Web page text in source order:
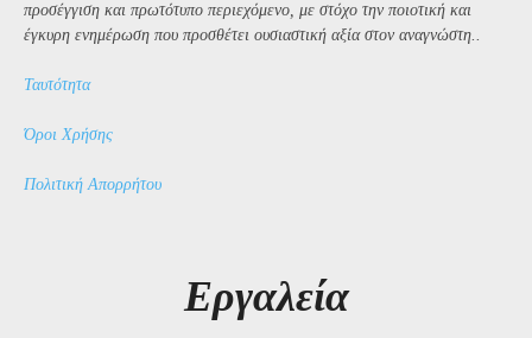
προσέγγιση και πρωτότυπο περιεχόμενο, με στόχο την ποιοτική και
έγκυρη ενημέρωση που προσθέτει ουσιαστική αξία στον αναγνώστη..
Ταυτότητα
Όροι Χρήσης
Πολιτική Απορρήτου
Εργαλεία